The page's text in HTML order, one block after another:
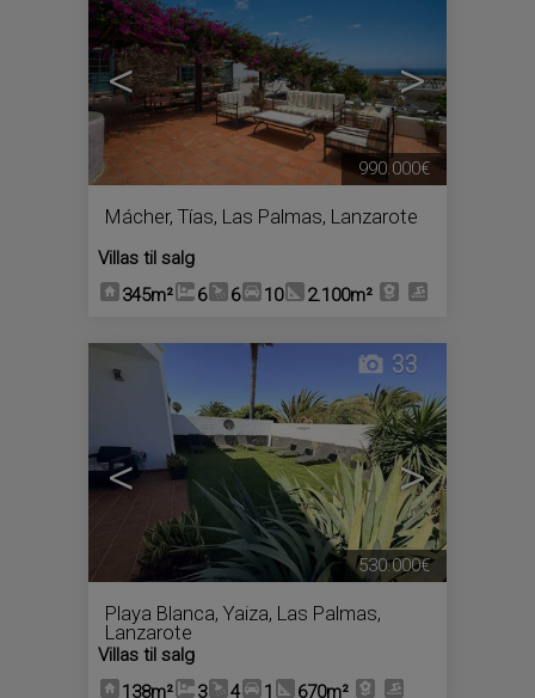
< >
Mácher, Tías, Las Palmas, Lanzarote
Villas til salg
345m²
6 6 10 2.100m²
990.000€
< >
33
Playa Blanca, Yaiza, Las Palmas,
Lanzarote
Villas til salg
138m²
3 4 1 670m²
530.000€